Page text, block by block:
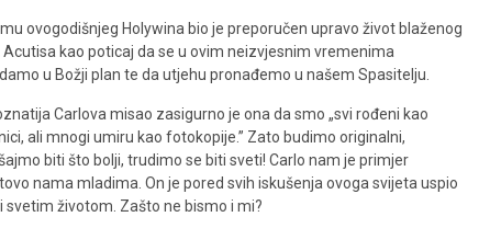
ovogodišnjeg Holywina bio je preporučen upravo život blaženog
Acutisa kao poticaj da se u ovim neizvjesnim vremenima
u Božji plan te da utjehu pronađemo u našem Spasitelju.
Carlova misao zasigurno je ona da smo „svi rođeni kao
ali mnogi umiru kao fotokopije.” Zato budimo originalni,
biti što bolji, trudimo se biti sveti! Carlo nam je primjer
nama mladima. On je pored svih iskušenja ovoga svijeta uspio
svetim životom. Zašto ne bismo i mi?